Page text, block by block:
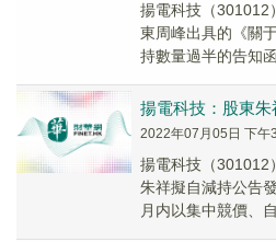
揚電科技（301012
東周峰出具的《關
持數量過半的告知
揚電科技：股東
2022年07月05日 下午
揚電科技（301012
朱祥擬自減持公告
月内以集中競價、